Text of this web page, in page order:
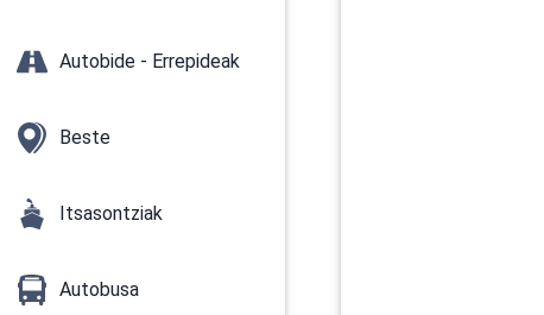
Autobide - Errepideak
Beste
Itsasontziak
Autobusa